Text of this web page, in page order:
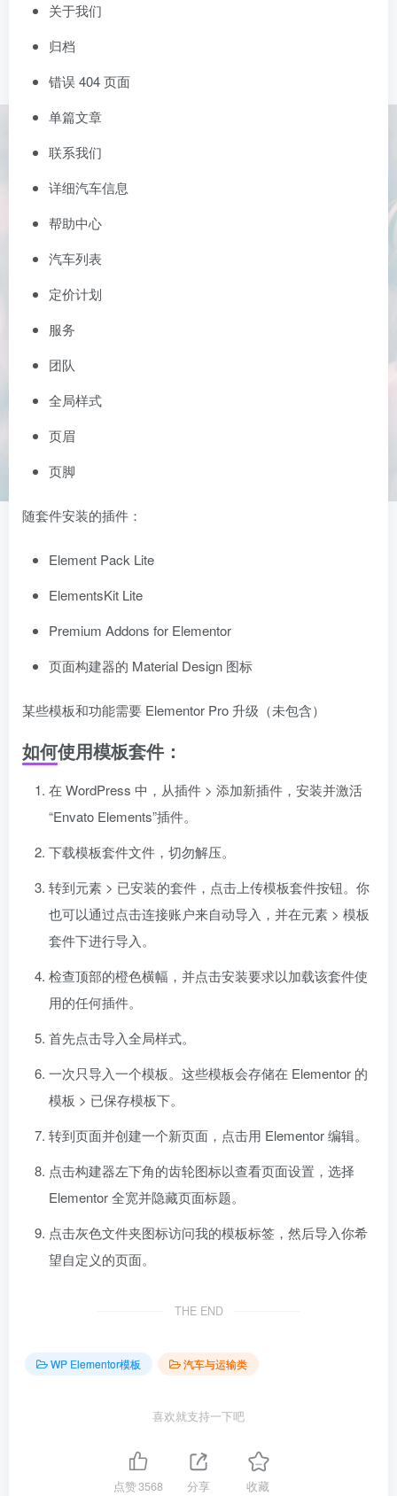
关于我们
归档
错误 404 页面
单篇文章
联系我们
详细汽车信息
帮助中心
汽车列表
定价计划
服务
团队
全局样式
页眉
页脚
随套件安装的插件：
Element Pack Lite
ElementsKit Lite
Premium Addons for Elementor
页面构建器的 Material Design 图标
某些模板和功能需要 Elementor Pro 升级（未包含）
如何使用模板套件：
在 WordPress 中，从插件 > 添加新插件，安装并激活
“Envato Elements”插件。
下载模板套件文件，切勿解压。
转到元素 > 已安装的套件，点击上传模板套件按钮。你
也可以通过点击连接账户来自动导入，并在元素 > 模板
套件下进行导入。
检查顶部的橙色横幅，并点击安装要求以加载该套件使
用的任何插件。
首先点击导入全局样式。
一次只导入一个模板。这些模板会存储在 Elementor 的
模板 > 已保存模板下。
转到页面并创建一个新页面，点击用 Elementor 编辑。
点击构建器左下角的齿轮图标以查看页面设置，选择
Elementor 全宽并隐藏页面标题。
点击灰色文件夹图标访问我的模板标签，然后导入你希
望自定义的页面。
THE END
WP Elementor模板 汽车与运输类
喜欢就支持一下吧
点赞3568 分享 收藏